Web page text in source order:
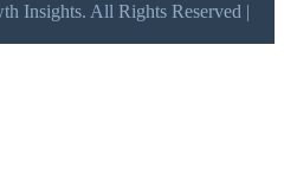
Insights. All Rights Reserved |